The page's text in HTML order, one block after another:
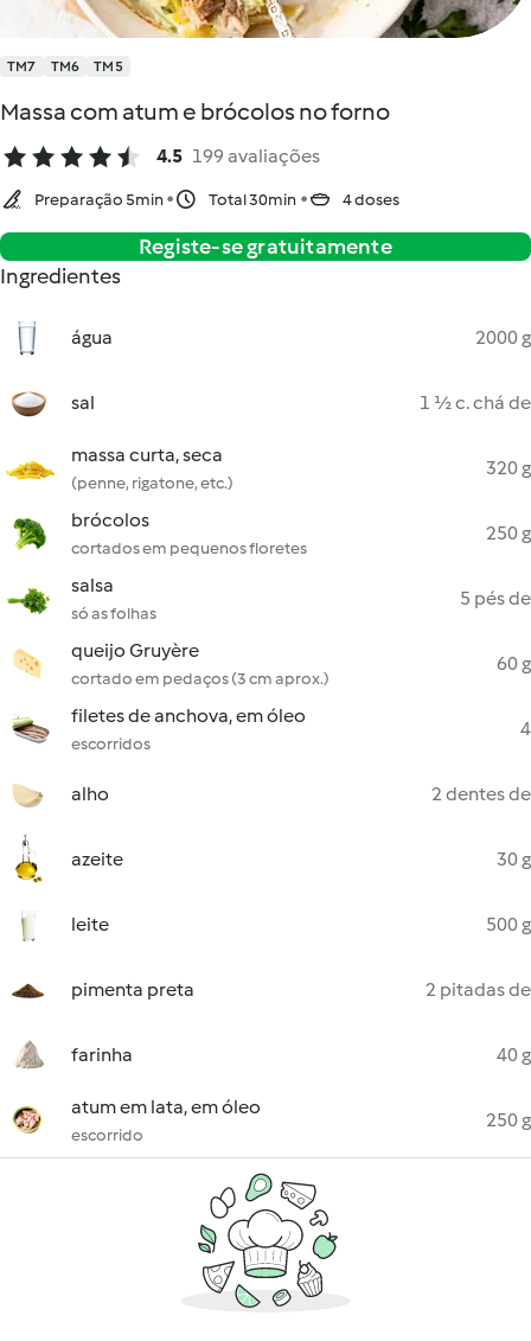
TM7 TM6 TM5
Massa com atum e brócolos no forno
4.5 199 avaliações
Preparação 5min Total 30min 4 doses
Registe-se gratuitamente
Ingredientes
água 2000 g
sal 1 ½ c. chá de
massa curta, seca
(penne, rigatone, etc.)
320 g
brócolos
cortados em pequenos floretes
250 g
salsa
só as folhas
5 pés de
queijo Gruyère
cortado em pedaços (3 cm aprox.)
60 g
filetes de anchova, em óleo
escorridos
4
alho 2 dentes de
azeite 30 g
leite 500 g
pimenta preta 2 pitadas de
farinha 40 g
atum em lata, em óleo
escorrido
250 g